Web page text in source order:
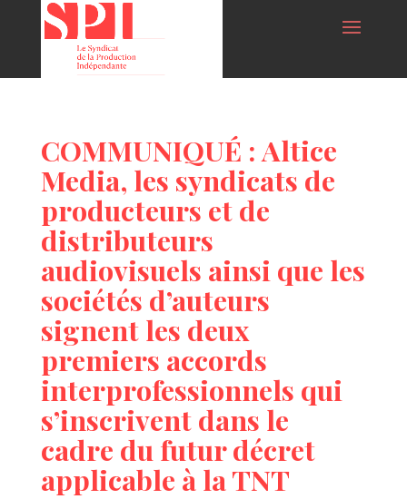
COMMUNIQUÉ : Altice
Media, les syndicats de
producteurs et de
distributeurs
audiovisuels ainsi que les
sociétés d’auteurs
signent les deux
premiers accords
interprofessionnels qui
s’inscrivent dans le
cadre du futur décret
applicable à la TNT